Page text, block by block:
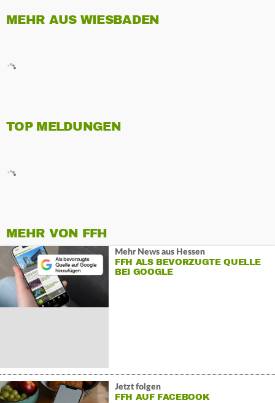
MEHR AUS WIESBADEN
TOP MELDUNGEN
MEHR VON FFH
Mehr News aus Hessen
FFH ALS BEVORZUGTE QUELLE
BEI GOOGLE
Jetzt folgen
FFH AUF FACEBOOK